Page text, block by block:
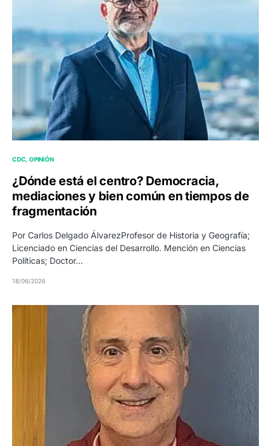
CDC OPINIÓN
¿Dónde está el centro? Democracia,
mediaciones y bien común en tiempos de
fragmentación
Por Carlos Delgado ÁlvarezProfesor de Historia y Geografía;
Licenciado en Ciencias del Desarrollo. Mención en Ciencias
Políticas; Doctor…
18/06/2026